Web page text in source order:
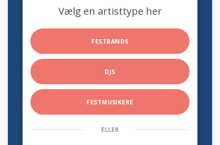
Vælg en artisttype her
FESTBANDS
DJS
FESTMUSIKERE
ELLER